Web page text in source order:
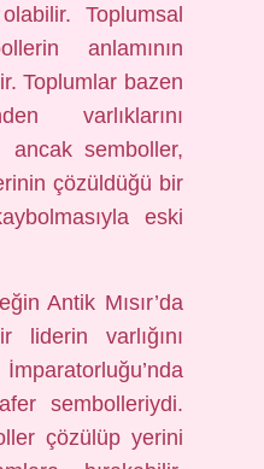
Toplumsal
anlamının
Toplumlar bazen
varlıklarını
ancak semboller,
çözüldüğü bir
eski
Antik Mısır’da
liderin varlığını
sembolleriydi.
çözülüp yerini